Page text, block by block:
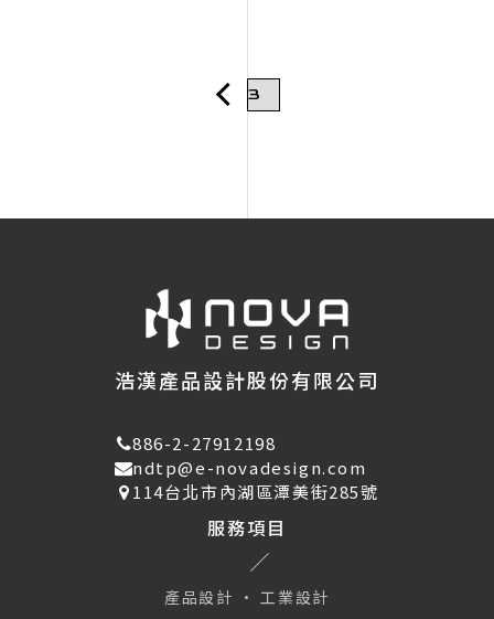
浩漢產品設計股份有限公司
886-2-27912198
ndtp@e-novadesign.com
114台北市內湖區潭美街285號
服務項目
產品設計 · 工業設計